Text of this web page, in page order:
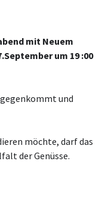
mit Neuem
um 19 :00
und
möchte, darf das
der Genüsse.